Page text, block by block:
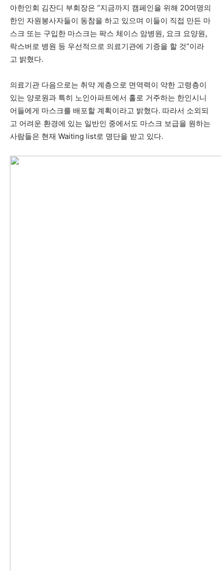
(PA/NJ/DE)
아한인회 김잔디 부회장은 “지금까지 캠페인을 위해 20여명의
한인 자원봉사자들이 동참을 하고 있으며 이들이 직접 만든 마
스크 또는 구입한 마스크는 팍스 체이스 암병원, 요크 요양원,
락스버로 병원 등 우선적으로 의료기관에 기증을 할 것”이라
고 밝혔다.
의료기관 다음으로는 취약 계층으로 면역력이 약한 고령층이
있는 양로원과 특히 노인아파트에서 홀로 거주하는 한인시니
어들에게 마스크를 배포할 계획이라고 밝혔다. 따라서 소외되
고 어려운 환경에 있는 일반인 중에서도 마스크 보급을 원하는
사람들은 현재 Waiting list로 명단을 받고 있다.